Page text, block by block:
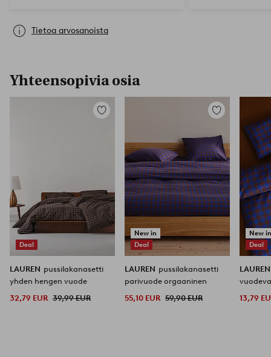
Tietoa arvosanoista
Yhteensopivia osia
Deal
Lisää
LAUREN pussilakanasetti
yhden hengen vuode
32,79 EUR 39,99 EUR
New in
Deal
Lisää
suosikkeihin
LAUREN pussilakanasetti
parivuode orgaaninen
55,10 EUR 59,90 EUR
New
Deal
13,79